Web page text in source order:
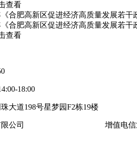
查看
合肥高新区促进经济高质量发展若
合肥高新区促进经济高质量发展若
查看
18:00
大道198号星梦园F2栋19楼
公司 增值电